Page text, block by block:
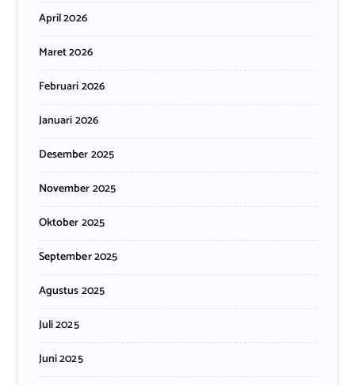
April 2026
Maret 2026
Februari 2026
Januari 2026
Desember 2025
November 2025
Oktober 2025
September 2025
Agustus 2025
Juli 2025
Juni 2025